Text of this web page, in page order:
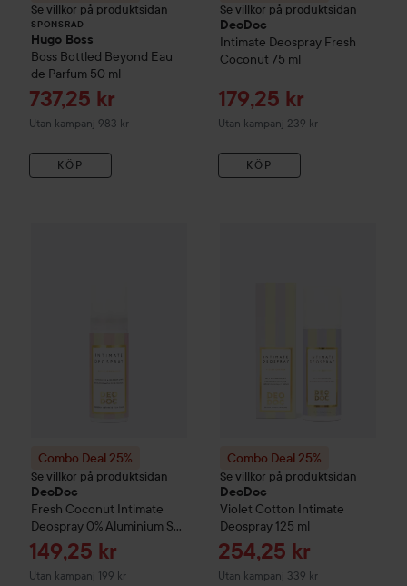
Se villkor på produktsidan
SPONSRAD
Hugo Boss
Boss Bottled Beyond Eau
de Parfum 50 ml
Reapris
737,25 kr
Utan kampanj 983 kr
KÖP
Se villkor på produktsidan
DeoDoc
Intimate Deospray Fresh
Coconut 75 ml
Reapris
179,25 kr
Utan kampanj 239 kr
KÖP
Combo Deal 25%
Se villkor på produktsidan
DeoDoc
Fresh Coconut Intimate
Deospray 0% Aluminium Salt
50 ml
Reapris
149,25 kr
Utan kampanj 199 kr
Combo Deal 25%
Se villkor på produktsidan
DeoDoc
Violet Cotton Intimate
Deospray 125 ml
Reapris
254,25 kr
Utan kampanj 339 kr